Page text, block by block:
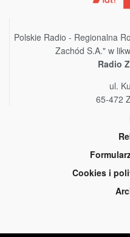
Polskie Radio - Regionalna
Zachód S.A." w
Radio
ul.
65-472
Cookies i